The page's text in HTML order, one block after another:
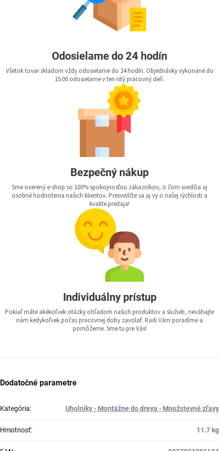
Odosielame do 24 hodín
Všetok tovar skladom vždy odosielame do 24 hodín. Objednávky vykonané do
15:00 odosielame v ten istý pracovný deň.
Bezpečný nákup
Sme overený e-shop so 100% spokojnosťou zákazníkov, o čom svedčia aj
osobné hodnotenia našich klientov. Presvedčte sa aj vy o našej rýchlosti a
kvalite predaja!
Individuálny prístup
Pokiaľ máte akékoľvek otázky ohľadom našich produktov a služieb, neváhajte
nám kedykoľvek počas pracovnej doby zavolať. Radi Vám poradíme a
pomôžeme. Sme tu pre Vás!
Dodatočné parametre
Kategória: Uholníky - Montážne do dreva - Množstevné zľavy
Hmotnosť: 11.7 kg